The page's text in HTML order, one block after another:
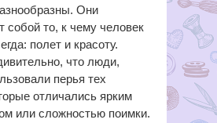
Они
собой то, к чему человек
полет и красоту.
что люди,
перья тех
отличались ярким
или сложностью поимки.